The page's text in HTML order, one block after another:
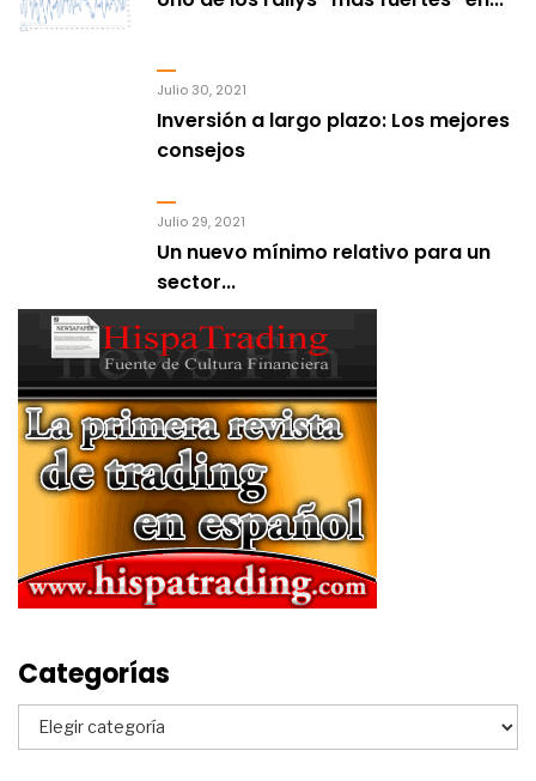
Julio 30, 2021
Inversión a largo plazo: Los mejores
consejos
Julio 29, 2021
Un nuevo mínimo relativo para un
sector...
Categorías
Categorías